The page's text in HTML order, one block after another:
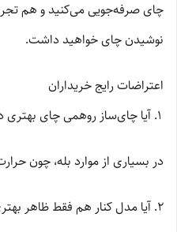
چای صرفه‌جویی می‌کنید و هم
نوشیدن چای خواهید داشت.
اعتراضات رایج خریداران
آیا چای‌ساز روهمی چای بهتری
در بسیاری از موارد بله، چون
آیا مدل کنار هم فقط ظاهر